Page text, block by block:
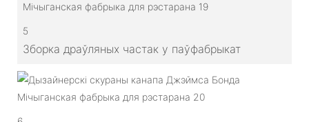
5
Зборка драўляных частак у паўфабрыкат